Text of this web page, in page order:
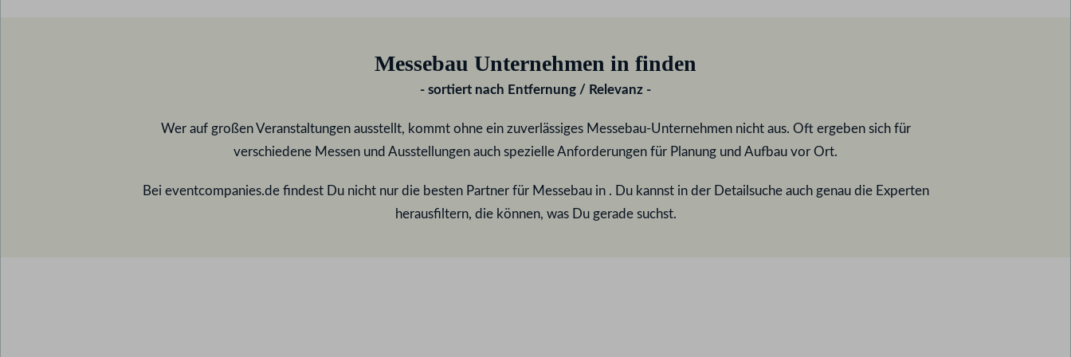
Messebau Unternehmen in finden
- sortiert nach Entfernung / Relevanz -
Wer auf großen Veranstaltungen ausstellt, kommt ohne ein zuverlässiges Messebau-Unternehmen nicht aus. Oft ergeben sich für
verschiedene Messen und Ausstellungen auch spezielle Anforderungen für Planung und Aufbau vor Ort.
Bei eventcompanies.de findest Du nicht nur die besten Partner für Messebau in . Du kannst in der Detailsuche auch genau die Experten
herausfiltern, die können, was Du gerade suchst.